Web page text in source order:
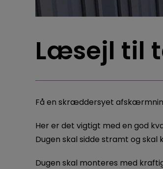
Læsejl til
Få en skræddersyet
Her er det vigtigt med en god
Dugen skal sidde stramt og skal
Dugen skal monteres med